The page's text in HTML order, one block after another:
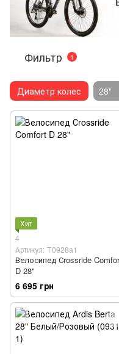
Фильтр 1
Диаметр колес 28"
Хит
4
Артикул: Т0928a1
Велосипед Сrossride
D 28"
6 695 грн